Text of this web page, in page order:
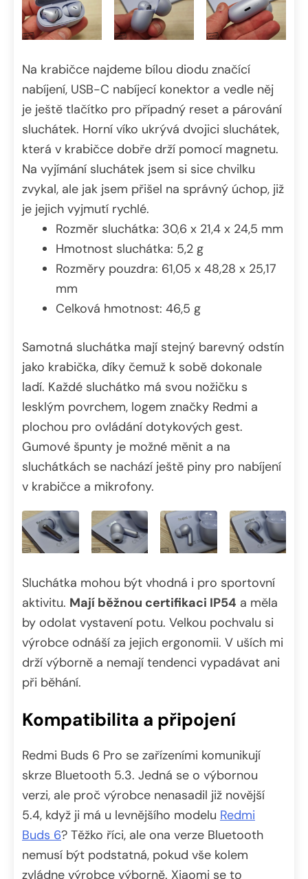
Na krabičce najdeme bílou diodu značící
nabíjení, USB-C nabíjecí konektor a vedle něj
je ještě tlačítko pro případný reset a párování
sluchátek. Horní víko ukrývá dvojici sluchátek,
která v krabičce dobře drží pomocí magnetu.
Na vyjímání sluchátek jsem si sice chvilku
zvykal, ale jak jsem přišel na správný úchop, již
je jejich vyjmutí rychlé.
Rozměr sluchátka: 30,6 x 21,4 x 24,5 mm
Hmotnost sluchátka: 5,2 g
Rozměry pouzdra: 61,05 x 48,28 x 25,17
mm
Celková hmotnost: 46,5 g
Samotná sluchátka mají stejný barevný odstín
jako krabička, díky čemuž k sobě dokonale
ladí. Každé sluchátko má svou nožičku s
lesklým povrchem, logem značky Redmi a
plochou pro ovládání dotykových gest.
Gumové špunty je možné měnit a na
sluchátkách se nachází ještě piny pro nabíjení
v krabičce a mikrofony.
Sluchátka mohou být vhodná i pro sportovní
aktivitu. Mají běžnou certifikaci IP54 a měla
by odolat vystavení potu. Velkou pochvalu si
výrobce odnáší za jejich ergonomii. V uších mi
drží výborně a nemají tendenci vypadávat ani
při běhání.
Kompatibilita a připojení
Redmi Buds 6 Pro se zařízeními komunikují
skrze Bluetooth 5.3. Jedná se o výbornou
verzi, ale proč výrobce nenasadil již novější
5.4, když ji má u levnějšího modelu Redmi
Buds 6? Těžko říci, ale ona verze Bluetooth
nemusí být podstatná, pokud vše kolem
zvládne výrobce výborně. Xiaomi se to